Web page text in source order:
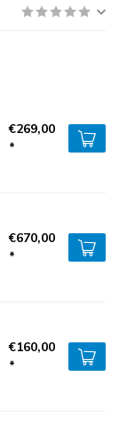
€269,00
*
€670,00
*
€160,00
*